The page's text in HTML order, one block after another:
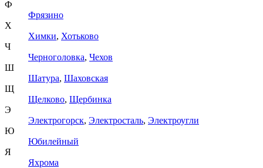
Ф
Фрязино
Х
Химки, Хотьково
Ч
Черноголовка, Чехов
Ш
Шатура, Шаховская
Щ
Щелково, Щербинка
Э
Электрогорск, Электросталь, Электроугли
Ю
Юбилейный
Я
Яхрома